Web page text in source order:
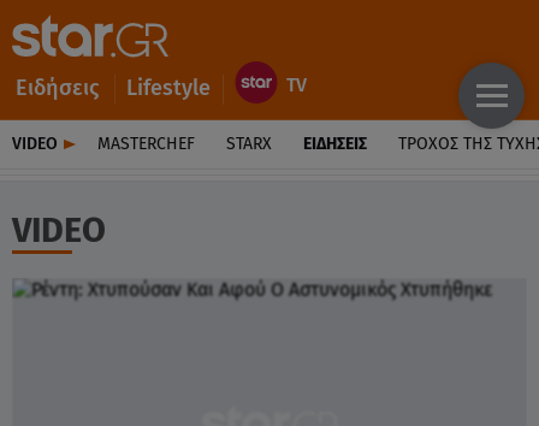
Ειδήσεις Lifestyle
VIDEO MASTERCHEF STARX ΕΙΔΉΣΕΙΣ ΤΡΟΧΌΣ ΤΗΣ
VIDEO